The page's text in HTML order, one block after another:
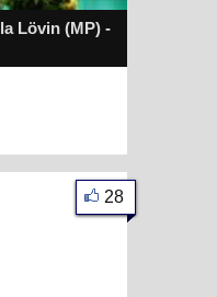
Lövin (MP) -
28